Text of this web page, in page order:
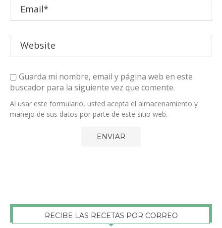
Guarda mi nombre, email y página web en este
buscador para la siguiente vez que comente.
Al usar este formulario, usted acepta el almacenamiento y
manejo de sus datos por parte de este sitio web.
RECIBE LAS RECETAS POR CORREO